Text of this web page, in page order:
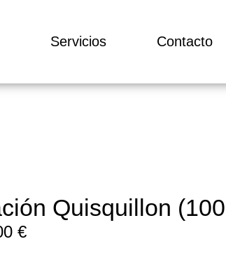
Servicios Contacto
Quisquillon
€